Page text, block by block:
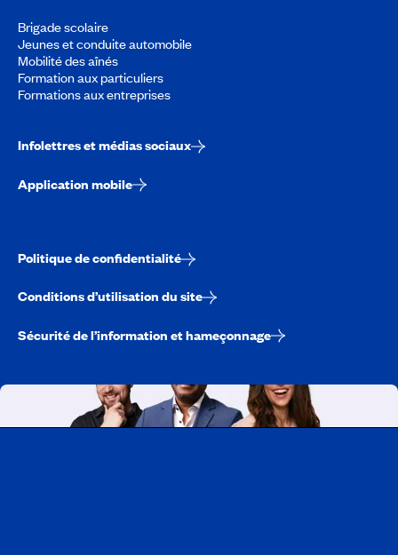
Brigade scolaire
Jeunes et conduite automobile
Mobilité des aînés
Formation aux particuliers
Formations aux entreprises
Infolettres et médias sociaux
Application mobile
Politique de confidentialité
Conditions d’utilisation du site
Sécurité de l’information et hameçonnage